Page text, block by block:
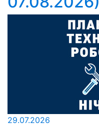
29.07.2026